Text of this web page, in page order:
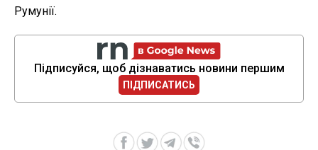
Румунії.
Підписуйся, щоб дізнаватись новини першим
ПІДПИСАТИСЬ